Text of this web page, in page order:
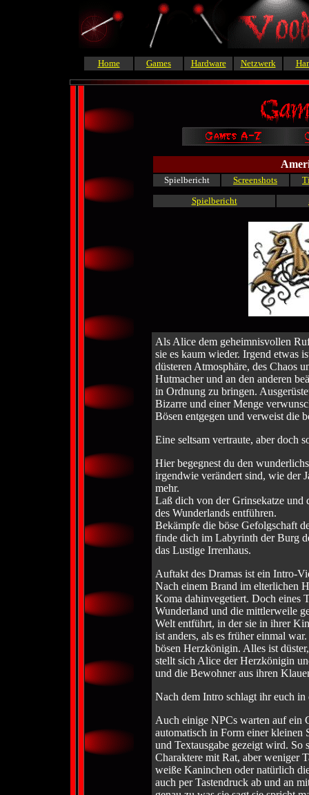
Home Games Hardware Netzwerk
Spielbericht Screenshots
Spielbericht
Als Alice dem geheimnisvollen
sie es kaum wieder. Irgend etwas
düsteren Atmosphäre, des Chaos
Hutmacher und an den anderen
in Ordnung zu bringen.
Bizarre und einer Menge
Bösen entgegen und verweist die
Eine seltsam vertraute, aber doch
Hier begegnest du den
irgendwie verändert sind, wie der
mehr.
Laß dich von der Grinsekatze und
des Wunderlands entführen.
Bekämpfe die böse Gefolgschaft
finde dich im Labyrinth der Burg
das Lustige Irrenhaus.
Auftakt des Dramas ist ein Intro-
Nach einem Brand im elterlichen
Koma dahinvegetiert. Doch eines
Wunderland und die mittlerweile
Welt entführt, in der sie in ihrer
ist anders, als es früher einmal
bösen Herzkönigin. Alles ist
stellt sich Alice der Herzkönigin
und die Bewohner aus ihren
Nach dem Intro schlagt ihr euch
Auch einige NPCs warten auf ein
automatisch in Form einer kleinen
und Textausgabe gezeigt wird. So
Charaktere mit Rat, aber weniger
weiße Kaninchen oder natürlich
auch per Tastendruck ab und an